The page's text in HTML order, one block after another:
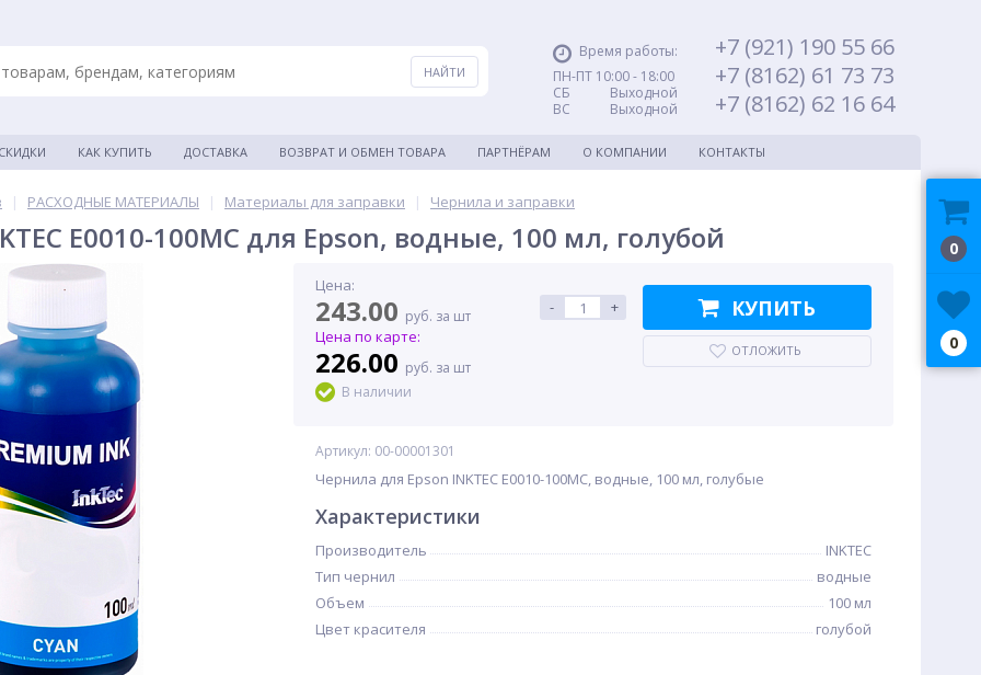
Время работы:
ПН-ПТ 10:00 - 18:00
СБ Выходной
ВС Выходной
+7 (921) 190 55 66
+7 (8162) 61 73 73
+7 (8162) 62 16 64
КАК КУПИТЬ ДОСТАВКА ВОЗВРАТ И ОБМЕН ТОВАРА ПАРТНЁРАМ О КОМПАНИИ КОНТАКТЫ
| РАСХОДНЫЕ МАТЕРИАЛЫ | Материалы для заправки | Чернила и заправки
E0010-100MC для Epson, водные, 100 мл, голубой
Цена:
243.00 руб. за шт
Цена по карте:
226.00 руб. за шт
В наличии
- + КУПИТЬ
ОТЛОЖИТЬ
Артикул: 00-00001301
Чернила для Epson INKTEC E0010-100MC, водные, 100 мл, голубые
Характеристики
Производитель
INKTEC
Тип чернил
водные
Объем
100 мл
Цвет красителя
голубой
0
0